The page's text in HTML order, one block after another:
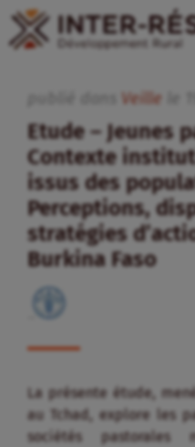
Veille
Etude – Jeunes
Contexte
issus des
Perceptions,
stratégies
Burkina Faso
La présente étude,
au Tchad, explore les
sociétés